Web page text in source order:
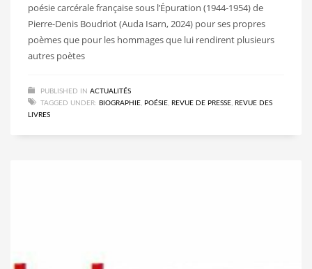
poésie carcérale française sous l’Épuration (1944-1954) de
Pierre-Denis Boudriot (Auda Isarn, 2024) pour ses propres
poèmes que pour les hommages que lui rendirent plusieurs
autres poètes
PUBLISHED IN ACTUALITÉS
TAGGED UNDER: BIOGRAPHIE POÉSIE REVUE DE PRESSE REVUE DES
LIVRES